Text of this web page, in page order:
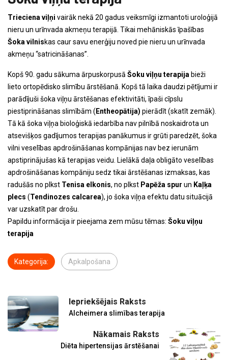
Trieciena viļņi vairāk nekā 20 gadus veiksmīgi izmantoti uroloģijā
nieru un urīnvada akmeņu terapijā. Tikai mehāniskās īpašības
Šoka vilniskas caur savu enerģiju noved pie nieru un urīnvada
akmeņu “satricināšanas”.
Kopš 90. gadu sākuma ārpuskorpusā Šoku viļņu terapija bieži
lieto ortopēdisko slimību ārstēšanā. Kopš tā laika daudzi pētījumi ir
parādījuši šoka viļņu ārstēšanas efektivitāti, īpaši cīpslu
piestiprināšanas slimībām ( Entheopātija) pierādīt (skatīt zemāk).
Tā kā šoka viļņa bioloģiskā iedarbība nav pilnībā noskaidrota un
atsevišķos gadījumos terapijas panākumus ir grūti paredzēt, šoka
vilni veselības apdrošināšanas kompānijas nav bez ierunām
apstiprinājušas kā terapijas veidu. Lielākā daļa obligāto veselības
apdrošināšanas kompāniju sedz tikai ārstēšanas izmaksas, kas
radušās no plkst Tenisa elkonis, no plkst Papēža spur un Kaļķa
plecs (Tendinozes calcarea), jo šoka viļņa efektu datu situācijā
var uzskatīt par drošu.
Papildu informācija ir pieejama zem mūsu tēmas: Šoku viļņu
terapija
Kategorija: Apkalpošana
Iepriekšējais Raksts
Alcheimera slimības terapija
Nākamais Raksts
Diēta hipertensijas ārstēšanai